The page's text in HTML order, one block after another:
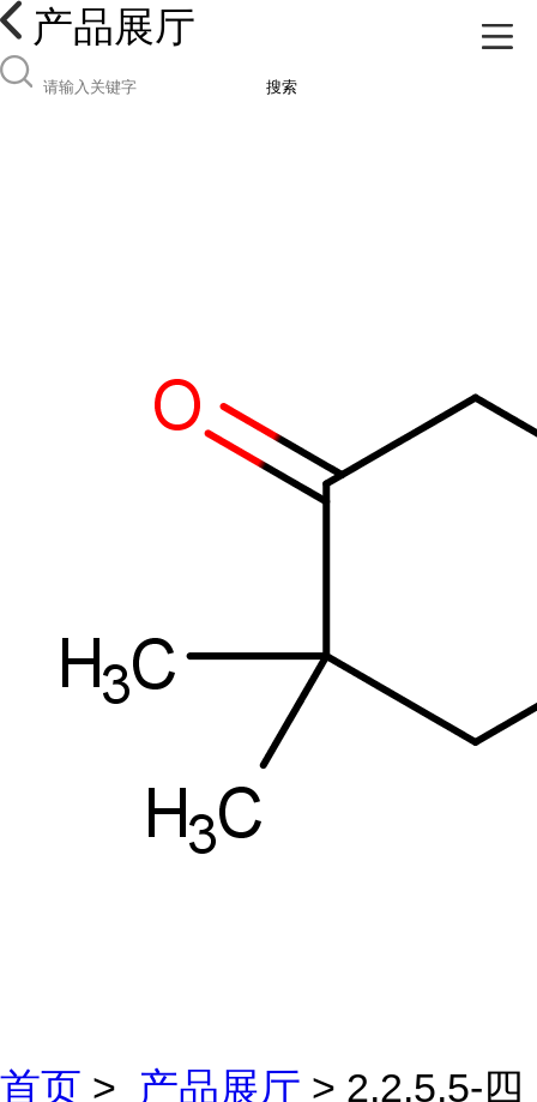
产品展厅
搜索
首页 > 产品展厅 > 2,2,5,5-四